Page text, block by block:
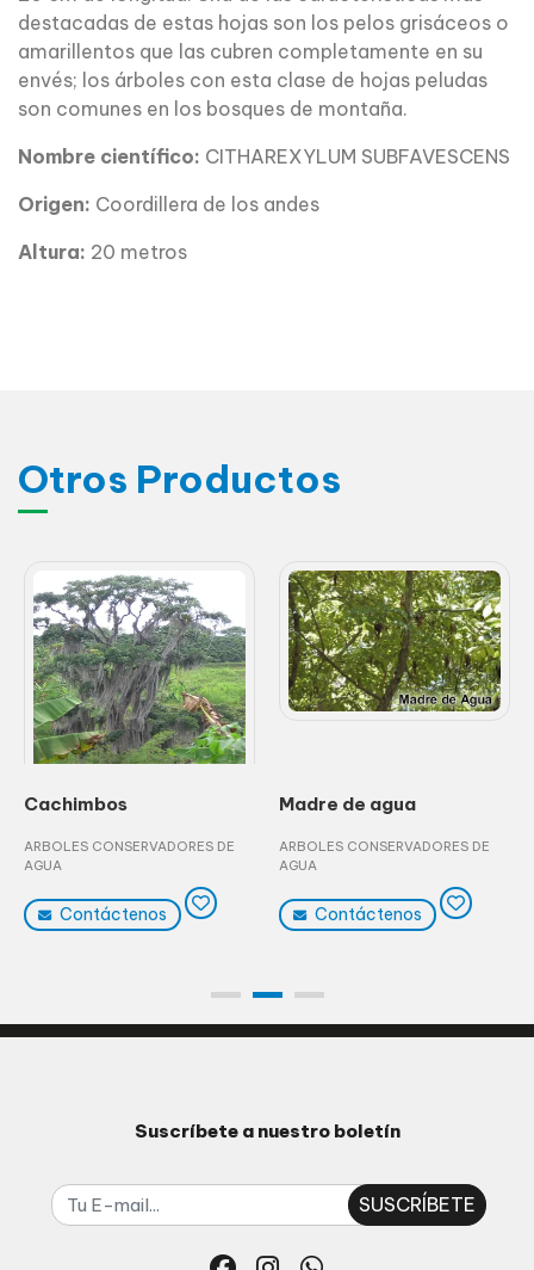
destacadas de estas hojas son los pelos grisáceos o
amarillentos que las cubren completamente en su
envés; los árboles con esta clase de hojas peludas
son comunes en los bosques de montaña.
Nombre científico: CITHAREXYLUM SUBFAVESCENS
Origen: Coordillera de los andes
Altura: 20 metros
Otros Productos
Cachimbos
ARBOLES CONSERVADORES DE
AGUA
Contáctenos
Madre de agua
ARBOLES CONSERVADORES DE
AGUA
Contáctenos
Suscríbete a nuestro boletín
SUSCRÍBETE